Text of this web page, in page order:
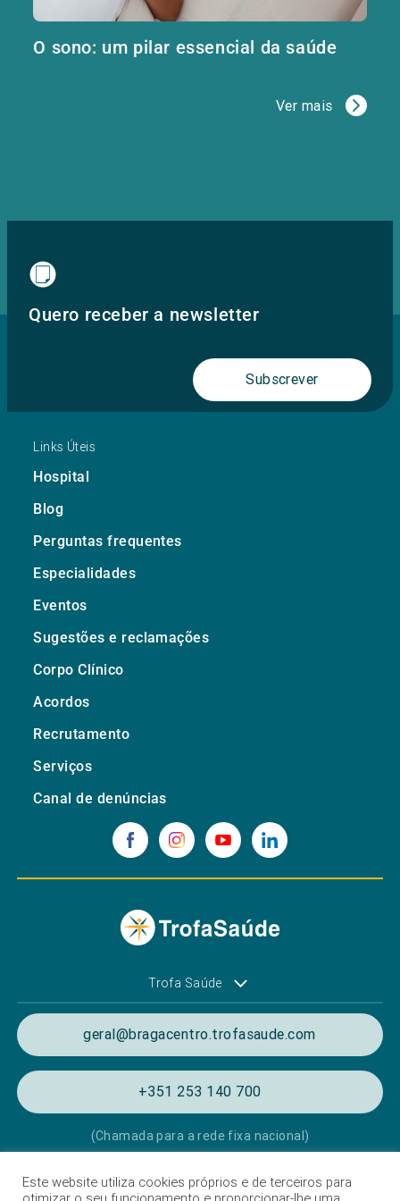
O sono: um pilar essencial da saúde
Ver mais
Quero receber a newsletter
Subscrever
Links Úteis
Hospital
Blog
Perguntas frequentes
Especialidades
Eventos
Sugestões e reclamações
Corpo Clínico
Acordos
Recrutamento
Serviços
Canal de denúncias
Trofa Saúde
geral@bragacentro.trofasaude.com
+351 253 140 700
(Chamada para a rede fixa nacional)
Política de Privacidade e de Cookies
Este website utiliza cookies próprios e de terceiros para